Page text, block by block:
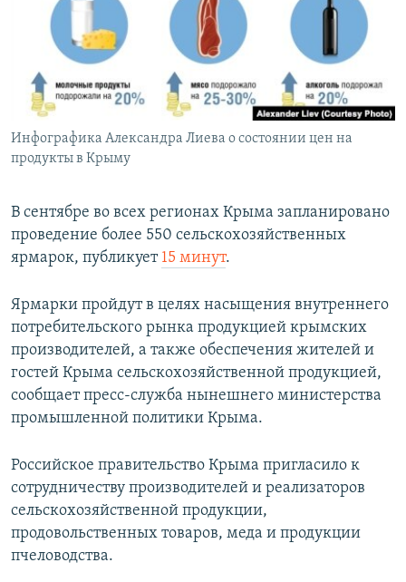
ПОБЕДИТЕЛЕЙ НЕ СУДЯТ?
КРЫМ.НЕПОКОРЕННЫЙ
ELIFBE
УКРАИНСКАЯ ПРОБЛЕМА КРЫМА
ПРИСОЕДИНЯЙТЕСЬ!
Все сайты RFE/RL
Инфографика Александра Лиева о состоянии цен на
продукты в Крыму
В сентябре во всех регионах Крыма запланировано
проведение более 550 сельскохозяйственных
ярмарок, публикует 15 минут.
Ярмарки пройдут в целях насыщения внутреннего
потребительского рынка продукцией крымских
производителей, а также обеспечения жителей и
гостей Крыма сельскохозяйственной продукцией,
сообщает пресс-служба нынешнего министерства
промышленной политики Крыма.
Российское правительство Крыма пригласило к
сотрудничеству производителей и реализаторов
сельскохозяйственной продукции,
продовольственных товаров, меда и продукции
пчеловодства.